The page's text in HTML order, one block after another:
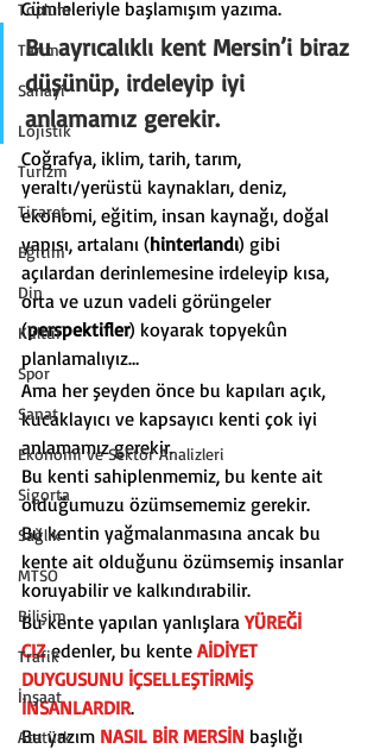
Toplum
Tarım
Sanayi
Lojistik
Turizm
Ticaret
Eğitim
Din
Kültür
Spor
Sanat
Ekonomi ve Sektör Analizleri
Sigorta
Sağlık
MTSO
Bilişim
Trafik
İnşaat
Atatürk
Cümleleriyle başlamışım yazıma.
Bu ayrıcalıklı kent Mersin’i biraz
düşünüp, irdeleyip iyi
anlamamız gerekir.
Coğrafya, iklim, tarih, tarım,
yeraltı/yerüstü kaynakları, deniz,
ekonomi, eğitim, insan kaynağı, doğal
yapısı, artalanı (hinterlandı) gibi
açılardan derinlemesine irdeleyip kısa,
orta ve uzun vadeli görüngeler
(perspektifler) koyarak topyekûn
planlamalıyız…
Ama her şeyden önce bu kapıları açık,
kucaklayıcı ve kapsayıcı kenti çok iyi
anlamamız gerekir.
Bu kenti sahiplenmemiz, bu kente ait
olduğumuzu özümsememiz gerekir.
Bu kentin yağmalanmasına ancak bu
kente ait olduğunu özümsemiş insanlar
koruyabilir ve kalkındırabilir.
Bu kente yapılan yanlışlara YÜREĞİ
CIZ edenler, bu kente AİDİYET
DUYGUSUNU İÇSELLEŞTİRMİŞ
İNSANLARDIR.
Bu yazım NASIL BİR MERSİN başlığı